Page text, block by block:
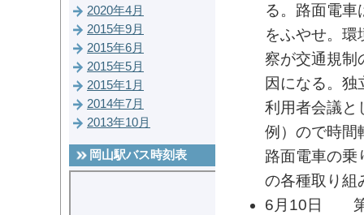
る。路面電車
をふやせ。環
察が交通規制
因になる。独
利用者会議と
例）ので時間
路面電車の乗
の各種取り組
6月10日 第
2020年4月
2015年9月
2015年6月
2015年5月
2015年1月
2014年7月
2013年10月
岡山駅バス時刻表